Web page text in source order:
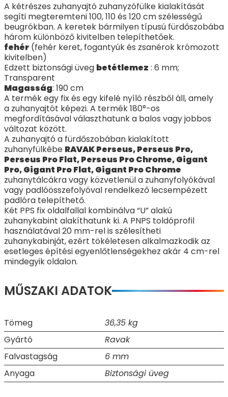
A kétrészes zuhanyajtó zuhanyzófülke kialakítását
segíti megteremteni 100, 110 és 120 cm szélességű
beugrókban. A keretek bármilyen típusú fürdőszobába
három különböző kivitelben telepíthetőek.
fehér (fehér keret, fogantyúk és zsanérok krómozott
kivitelben)
Edzett biztonsági üveg betétlemez : 6 mm;
Transparent
Magasság: 190 cm
A termék egy fix és egy kifelé nyíló részből áll, amely
a zuhanyajtót képezi. A termék 180°-os
megfordításával választhatunk a balos vagy jobbos
változat között.
A zuhanyajtó a fürdőszobában kialakított
zuhanyfülkébe RAVAK Perseus, Perseus Pro,
Perseus Pro Flat, Perseus Pro Chrome, Gigant
Pro, Gigant Pro Flat, Gigant Pro Chrome
zuhanytálcákra vagy közvetlenül a zuhanyfolyókával
vagy padlóösszefolyóval rendelkező lecsempézett
padlóra telepíthető.
Két PPS fix oldalfallal kombinálva “U” alakú
zuhanykabint alakíthatunk ki. A PNPS toldóprofil
használatával 20 mm-rel is szélesítheti
zuhanykabinját, ezért tökéletesen alkalmazkodik az
esetleges építési egyenlőtlenségekhez akár 4 cm-rel
mindegyik oldalon.
MŰSZAKI ADATOK
Tömeg
36,35 kg
Gyártó
Ravak
Falvastagság
6 mm
Anyaga
Biztonsági üveg